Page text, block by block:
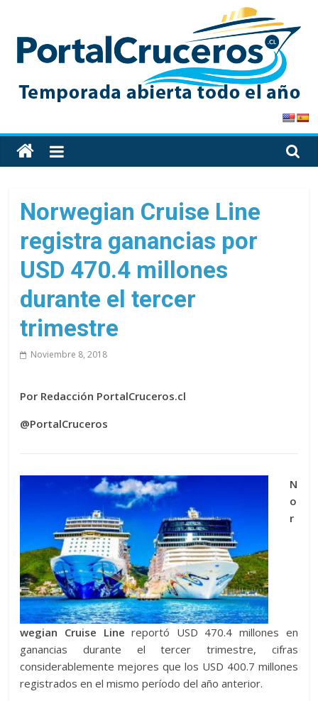
content
PortalCruceros
Toda
la
de
cruceros
en
un
solo
sitio
Norwegian Cruise Line
registra ganancias por
USD 470.4 millones
durante el tercer
trimestre
Noviembre 8, 2018
Por Redacción PortalCruceros.cl
@PortalCruceros
N
o
r
wegian Cruise Line reportó USD 470.4 millones en
ganancias durante el tercer trimestre, cifras
considerablemente mejores que los USD 400.7 millones
registrados en el mismo período del año anterior.